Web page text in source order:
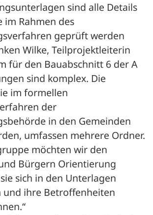
sind alle Details
im Rahmen des
geprüft werden
Wilke, Teilprojektleiterin
für den Bauabschnitt 6 der A
sind komplex. Die
im formellen
der
in den Gemeinden
umfassen mehrere Ordner.
möchten wir den
Bürgern Orientierung
sich in den Unterlagen
ihre Betroffenheiten